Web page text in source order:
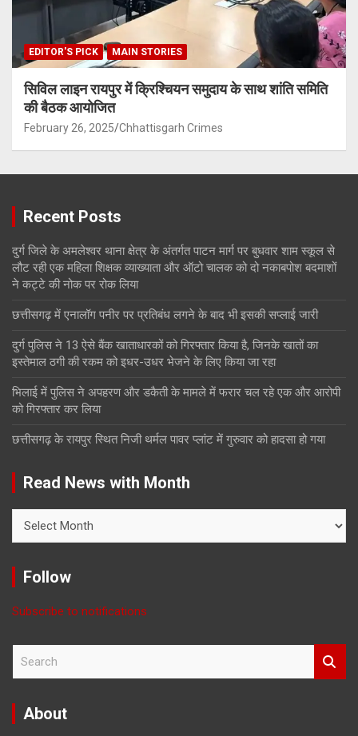
EDITOR'S PICK MAIN STORIES
सिविल लाइन रायपुर में क्रिश्चियन समुदाय के साथ शांति समिति
की बैठक आयोजित
February 26, 2025 Chhattisgarh Crimes
Recent Posts
दुर्ग जिले के अमलेश्वर थाना क्षेत्र के अंतर्गत पाटन मार्ग पर बुधवार शाम स्कूल से
लौट रही एक महिला शिक्षक व्याख्याता और ऑटो चालक को दो नकाबपोश बदमाशों
ने कट्टे की नोक पर रोक लिया
छत्तीसगढ़ में एनालॉग पनीर पर प्रतिबंध लगने के बाद भी इसकी सप्लाई जारी
दुर्ग पुलिस ने 13 ऐसे बैंक खाताधारकों को गिरफ्तार किया है, जिनके खातों का
इस्तेमाल ठगी की रकम को इधर-उधर भेजने के लिए किया जा रहा
भिलाई में पुलिस ने अपहरण और डकैती के मामले में फरार चल रहे एक और आरोपी
को गिरफ्तार कर लिया
छत्तीसगढ़ के रायपुर स्थित निजी थर्मल पावर प्लांट में गुरुवार को हादसा हो गया
Read News with Month
News
Month
Follow
Subscribe to notifications
r
About